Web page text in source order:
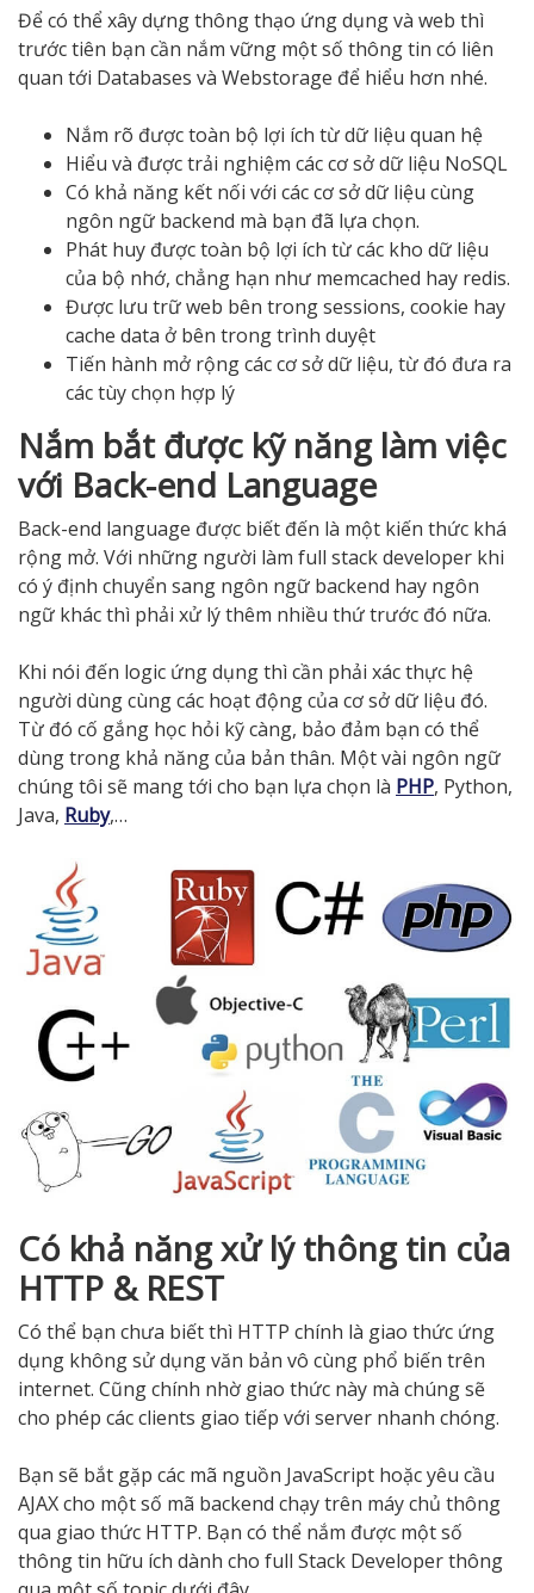
Để có thể xây dựng thông thạo ứng dụng và web thì
trước tiên bạn cần nắm vững một số thông tin có liên
quan tới Databases và Webstorage để hiểu hơn nhé.
Nắm rõ được toàn bộ lợi ích từ dữ liệu quan hệ
Hiểu và được trải nghiệm các cơ sở dữ liệu NoSQL
Có khả năng kết nối với các cơ sở dữ liệu cùng
ngôn ngữ backend mà bạn đã lựa chọn.
Phát huy được toàn bộ lợi ích từ các kho dữ liệu
của bộ nhớ, chẳng hạn như memcached hay redis.
Được lưu trữ web bên trong sessions, cookie hay
cache data ở bên trong trình duyệt
Tiến hành mở rộng các cơ sở dữ liệu, từ đó đưa ra
các tùy chọn hợp lý
Nắm bắt được kỹ năng làm việc
với Back-end Language
Back-end language được biết đến là một kiến thức khá
rộng mở. Với những người làm full stack developer khi
có ý định chuyển sang ngôn ngữ backend hay ngôn
ngữ khác thì phải xử lý thêm nhiều thứ trước đó nữa.
Khi nói đến logic ứng dụng thì cần phải xác thực hệ
người dùng cùng các hoạt động của cơ sở dữ liệu đó.
Từ đó cố gắng học hỏi kỹ càng, bảo đảm bạn có thể
dùng trong khả năng của bản thân. Một vài ngôn ngữ
chúng tôi sẽ mang tới cho bạn lựa chọn là PHP, Python,
Java, Ruby,…
Có khả năng xử lý thông tin của
HTTP & REST
Có thể bạn chưa biết thì HTTP chính là giao thức ứng
dụng không sử dụng văn bản vô cùng phổ biến trên
internet. Cũng chính nhờ giao thức này mà chúng sẽ
cho phép các clients giao tiếp với server nhanh chóng.
Bạn sẽ bắt gặp các mã nguồn JavaScript hoặc yêu cầu
AJAX cho một số mã backend chạy trên máy chủ thông
qua giao thức HTTP. Bạn có thể nắm được một số
thông tin hữu ích dành cho full Stack Developer thông